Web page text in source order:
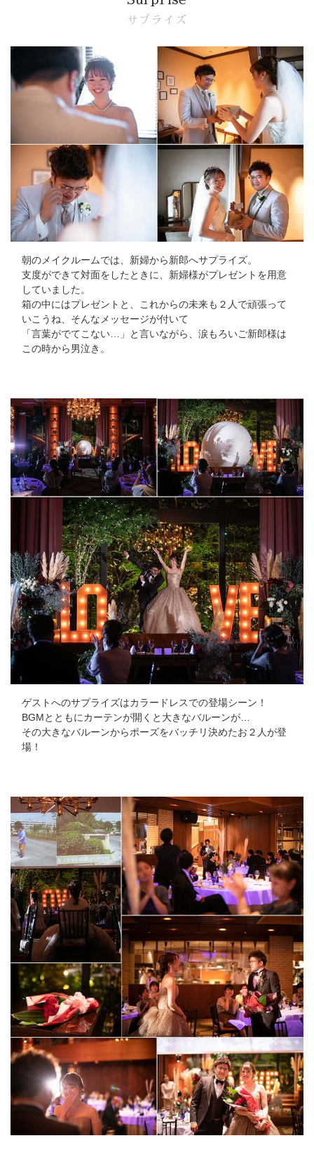
サプライズ
朝のメイクルームでは、新婦から新郎へサプライズ。
支度ができて対面をしたときに、新婦様がプレゼントを用意
していました。
箱の中にはプレゼントと、これからの未来も２人で頑張って
いこうね、そんなメッセージが付いて
「言葉がでてこない…」と言いながら、涙もろいご新郎様は
この時から男泣き。
ゲストへのサプライズはカラードレスでの登場シーン！
BGMとともにカーテンが開くと大きなバルーンが…
その大きなバルーンからポーズをバッチリ決めたお２人が登
場！